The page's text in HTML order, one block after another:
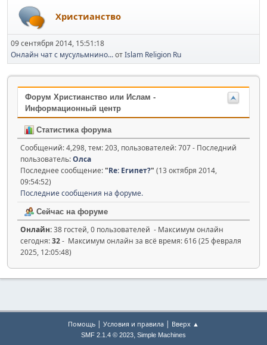
Христианство
09 сентября 2014, 15:51:18
Онлайн чат с мусульмнино...отIslam Religion Ru
Форум Христианство или Ислам -
Информационный центр
Статистика форума
Сообщений: 4,298, тем: 203, пользователей: 707 - Последний
пользователь:Олса
Последнее сообщение:"Re: Египет?" (13 октября 2014,
09:54:52)
Последние сообщения на форуме.
Сейчас на форуме
Онлайн:38 гостей, 0 пользователей - Максимум онлайн
сегодня:32- Максимум онлайн за всё время: 616 (25 февраля
2025, 12:05:48)
Помощь | Условия и правила | Вверх ▲
SMF 2.1.4 © 2023, Simple Machines